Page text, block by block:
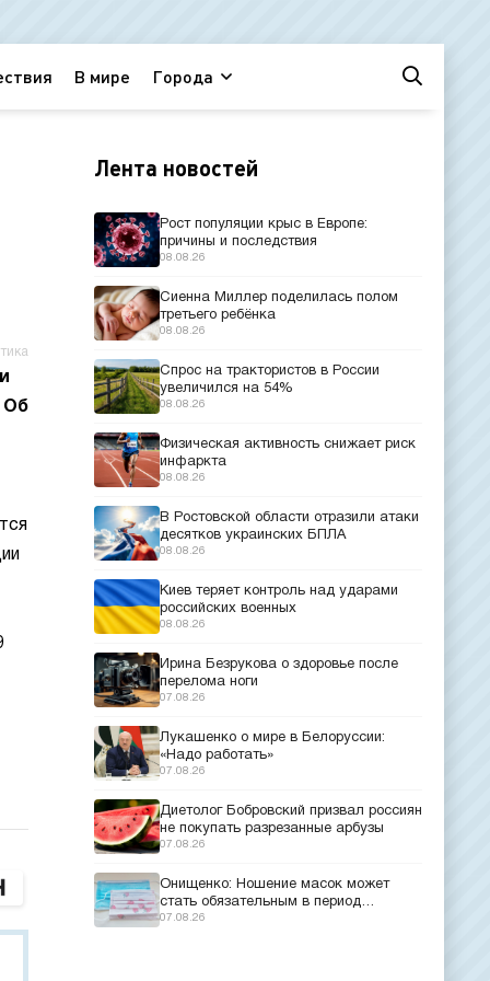
В мире Города
Об
Лента новостей
Рост популяции крыс в Европе:
причины и последствия
08.08.26
Сиенна Миллер поделилась полом
третьего ребёнка
08.08.26
Спрос на трактористов в России
увеличился на 54%
08.08.26
Физическая активность снижает риск
инфаркта
08.08.26
В Ростовской области отразили атаки
десятков украинских БПЛА
08.08.26
Киев теряет контроль над ударами
российских военных
08.08.26
Ирина Безрукова о здоровье после
перелома ноги
07.08.26
Лукашенко о мире в Белоруссии:
«Надо работать»
07.08.26
Диетолог Бобровский призвал россиян
не покупать разрезанные арбузы
07.08.26
Онищенко: Ношение масок может
стать обязательным в период
эпидемий
07.08.26